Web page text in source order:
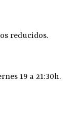
reducidos.
19 a 21:30h.